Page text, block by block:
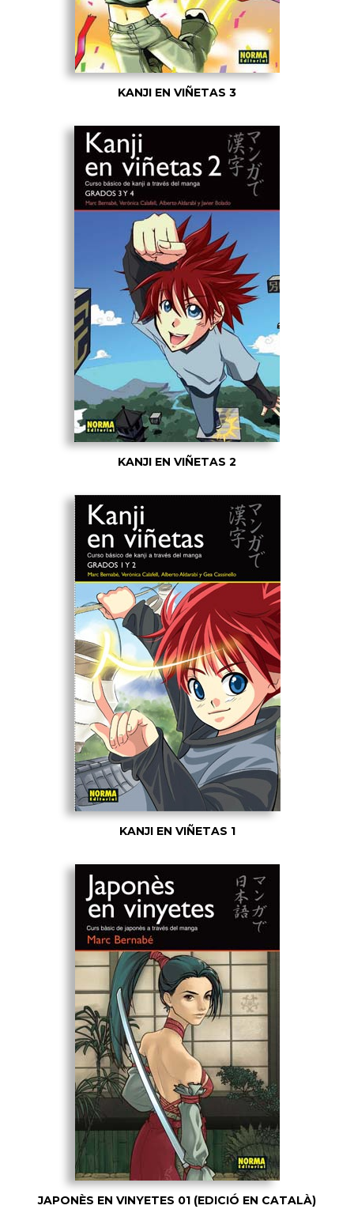
KANJI EN VIÑETAS 3
KANJI EN VIÑETAS 2
KANJI EN VIÑETAS 1
JAPONÈS EN VINYETES 01 (EDICIÓ EN CATALÀ)